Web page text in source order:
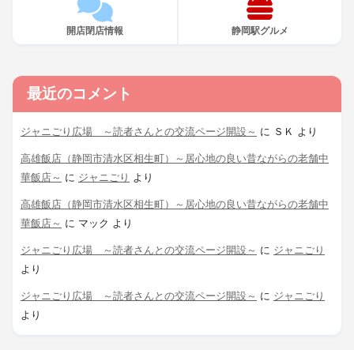
開店閉店情報 静岡駅グルメ
最近のコメント
ジャニごり広場 ～読者さんとの交流ページ開設～ に ＳＫ より
高雄飯店（静岡市清水区相生町）～居心地の良い昔ながらの老舗中
華飯店～ に ジャニごり より
高雄飯店（静岡市清水区相生町）～居心地の良い昔ながらの老舗中
華飯店～ に マック より
ジャニごり広場 ～読者さんとの交流ページ開設～ に ジャニごり
より
ジャニごり広場 ～読者さんとの交流ページ開設～ に ジャニごり
より